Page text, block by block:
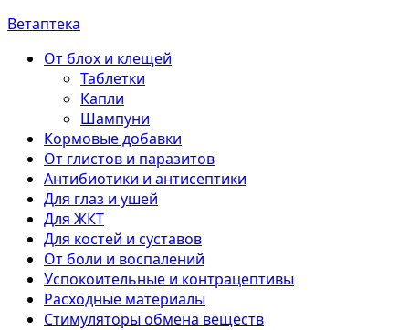
Ветаптека
От блох и клещей
Таблетки
Капли
Шампуни
Кормовые добавки
От глистов и паразитов
Антибиотики и антисептики
Для глаз и ушей
Для ЖКТ
Для костей и суставов
От боли и воспалений
Успокоительные и контрацептивы
Расходные материалы
Стимуляторы обмена веществ